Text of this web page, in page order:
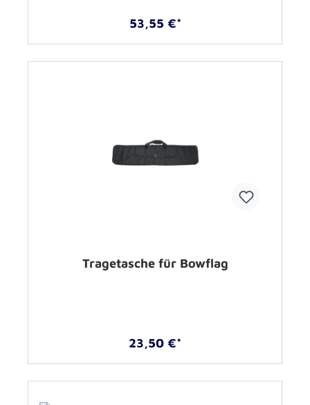
53,55 €*
Tragetasche für Bowflag
23,50 €*